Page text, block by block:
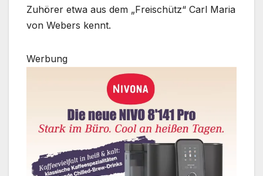
Zuhörer etwa aus dem „Freischütz“ Carl Maria
von Webers kennt.
Werbung